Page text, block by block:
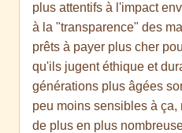
plus attentifs à l'impact
à la "transparence" des
prêts à payer plus cher
qu'ils jugent éthique et
générations plus âgées
peu moins sensibles à ça,
de plus en plus